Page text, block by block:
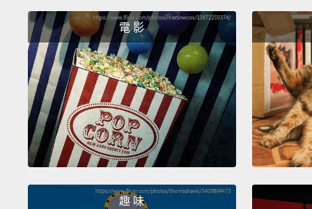
電 影
趣 味